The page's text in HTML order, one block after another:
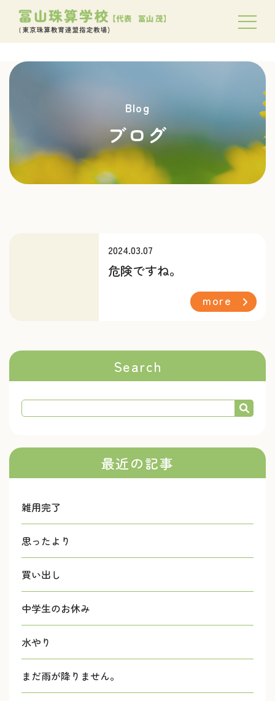
Blog
ブログ
2024.03.07
危険ですね。
more
Search
最近の記事
雑用完了
思ったより
買い出し
中学生のお休み
水やり
まだ雨が降りません。